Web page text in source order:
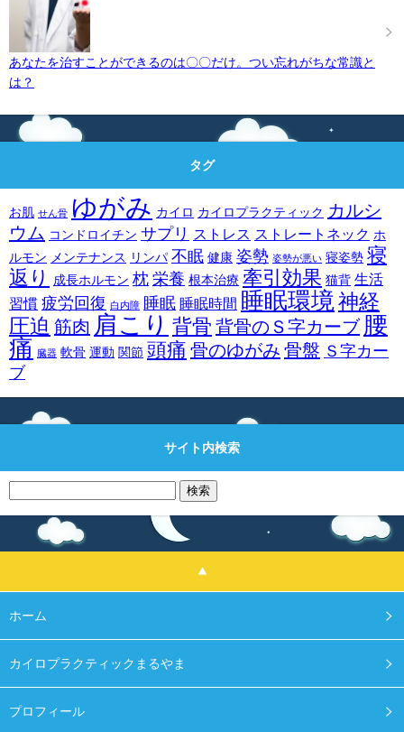
あなたを治すことができるのは〇〇だけ。つい忘れがちな常識と
は？
タグ
お肌 せん骨 ゆがみ カイロ カイロプラクティック カルシ
ウム コンドロイチン サプリ ストレス ストレートネック ホ
ルモン メンテナンス リンパ 不眠 健康 姿勢 姿勢が悪い 寝姿勢 寝
返り
成長ホルモン 枕栄養 根本治療 牽引効果 猫背 生活
習慣 疲労回復 白内障 睡眠 睡眠時間 睡眠環境神経
圧迫 筋肉 肩こり 背骨 背骨のＳ字カーブ 腰
痛
臓器 軟骨 運動 関節 頭痛 骨のゆがみ 骨盤 Ｓ字カー
ブ
サイト内検索
ホーム
カイロプラクティックまるやま
プロフィール